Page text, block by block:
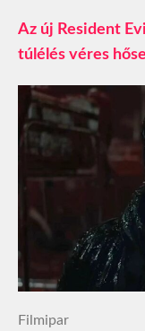
Az új Resident
túlélés véres hőse
Filmipar